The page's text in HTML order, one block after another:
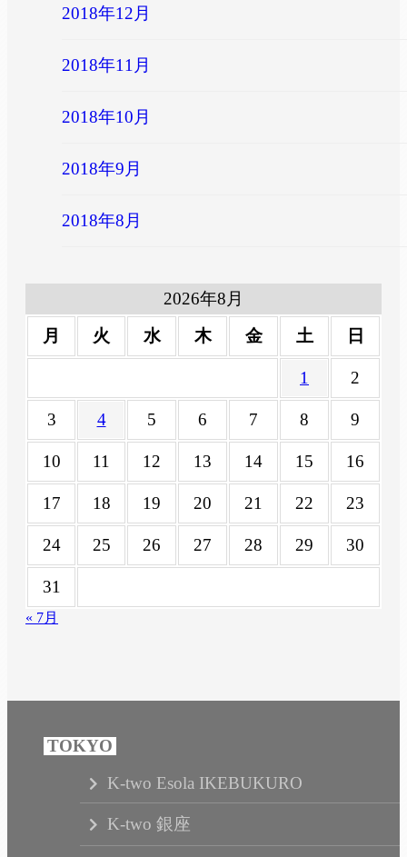
2018年12月
2018年11月
2018年10月
2018年9月
2018年8月
2026年8月
月
火 水 木 金 土 日
1 2
3 4 5 6 7 8 9
10 11 12 13 14 15 16
17 18 19 20 21 22 23
24 25 26 27 28 29 30
31
« 7月
K-two Esola IKEBUKURO
K-two 銀座